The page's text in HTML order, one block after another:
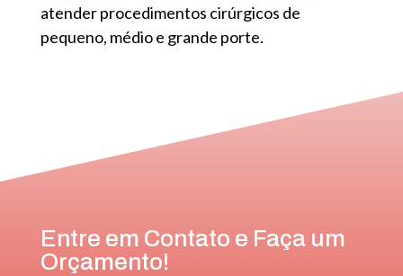
atender procedimentos cirúrgicos de
pequeno, médio e grande porte.
Entre em Contato e Faça um
Orçamento!